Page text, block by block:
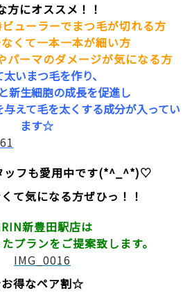
方にオススメ！！
ューラーでまつ毛が切れる方
くて一本一本が細い方
ーマのダメージが気になる方
いまつ毛を作り、
新生細胞の成長を促進し
えて毛を太くする成分が入ってい
ます☆
ッフも愛用中です(*^_^*)♡
て気になる方ぜひっ！！
新豊田駅店は
プランをご提案致します。
得なペア割☆